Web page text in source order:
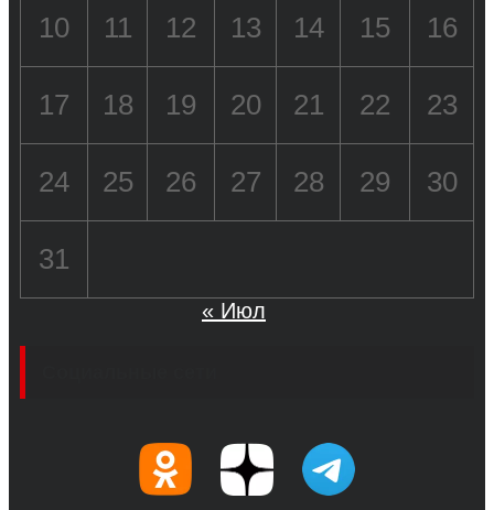
10 11 12 13 14 15 16
17 18 19 20 21 22 23
24 25 26 27 28 29 30
31
« Июл